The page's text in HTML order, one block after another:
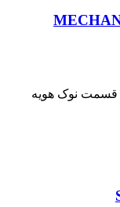
قسمت نوک هویه